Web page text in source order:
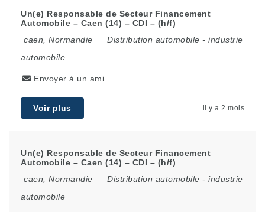
Un(e) Responsable de Secteur Financement
Automobile – Caen (14) – CDI – (h/f)
caen
Normandie Distribution automobile - industrie
automobile
Envoyer à un ami
Voir plus il y a 2 mois
Un(e) Responsable de Secteur Financement
Automobile – Caen (14) – CDI – (h/f)
caen
Normandie Distribution automobile - industrie
automobile